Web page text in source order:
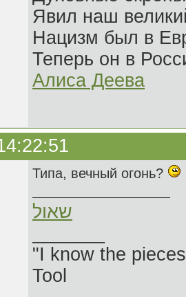
Явил наш
Нацизм был в
Теперь он в
Алиса Деева
Типа, вечный огонь?
שאול
"I know the
Tool